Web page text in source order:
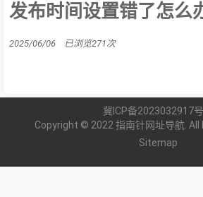
发布时间设置错了怎么
2025/06/06 已浏览271次
冀ICP备2023032917
Copyright © 2022 指南针网址导航. All
Sitemap